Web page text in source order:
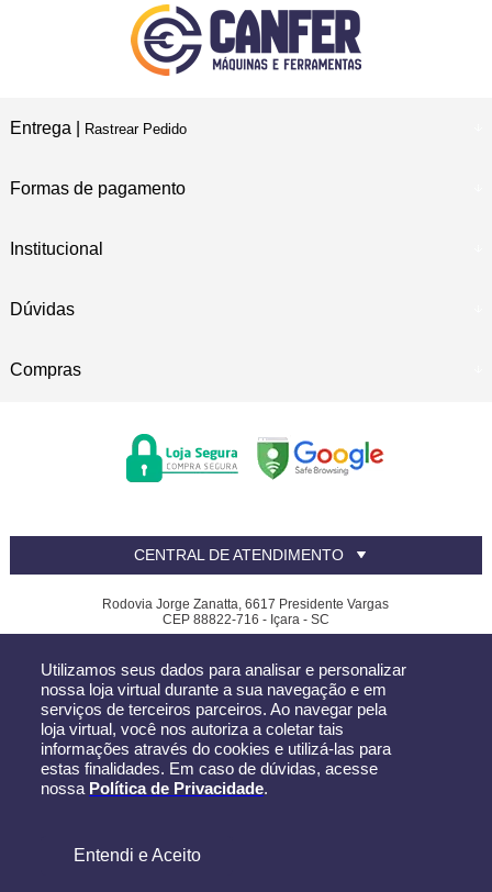
Utilizamos seus dados para analisar e personalizar
nossa loja virtual durante a sua navegação e em
serviços de terceiros parceiros. Ao navegar pela
loja virtual, você nos autoriza a coletar tais
informações através do cookies e utilizá-las para
estas finalidades. Em caso de dúvidas, acesse
nossa Política de Privacidade.
Entendi e Aceito
Entrega | Rastrear Pedido
Formas de pagamento
Institucional
Dúvidas
Compras
CENTRAL DE ATENDIMENTO
Rodovia Jorge Zanatta, 6617 Presidente Vargas
CEP 88822-716 - Içara - SC
Todos os direitos reservados-Canfer-2026